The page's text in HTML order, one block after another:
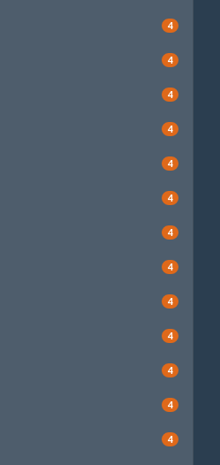
4
4
4
4
4
4
4
4
4
4
4
4
4